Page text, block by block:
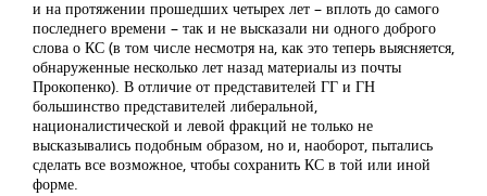
и на протяжении прошедших четырех лет – вплоть до самого
последнего времени – так и не высказали ни одного доброго
слова о КС (в том числе несмотря на, как это теперь выясняется,
обнаруженные несколько лет назад материалы из почты
Прокопенко). В отличие от представителей ГГ и ГН
большинство представителей либеральной,
националистической и левой фракций не только не
высказывались подобным образом, но и, наоборот, пытались
сделать все возможное, чтобы сохранить КС в той или иной
форме.